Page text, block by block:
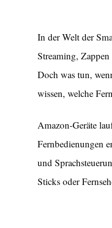
In der Welt der
Streaming,
Doch was tun,
wissen, welche
Amazon-Geräte
Fernbedienungen
und
Sticks oder